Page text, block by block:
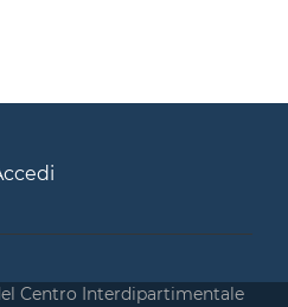
Centro Interdipartimentale